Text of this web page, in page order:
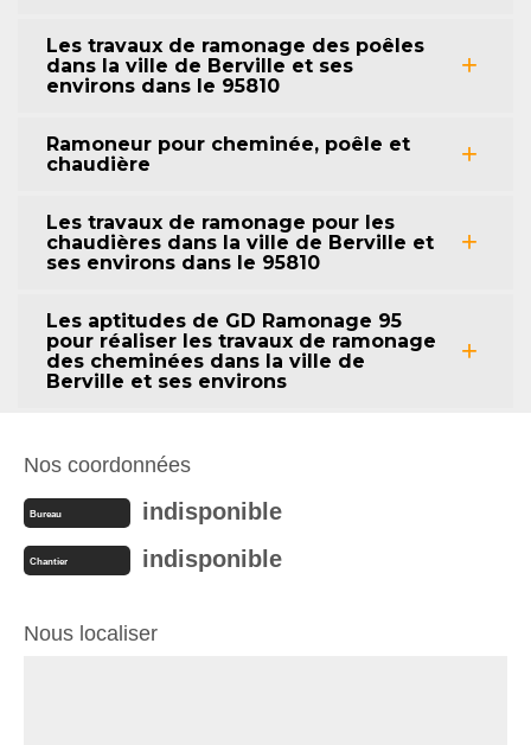
Les travaux de ramonage des poêles
dans la ville de Berville et ses
environs dans le 95810
Ramoneur pour cheminée, poêle et
chaudière
Les travaux de ramonage pour les
chaudières dans la ville de Berville et
ses environs dans le 95810
Les aptitudes de GD Ramonage 95
pour réaliser les travaux de ramonage
des cheminées dans la ville de
Berville et ses environs
Nos coordonnées
Bureau indisponible
Chantier indisponible
Nous localiser